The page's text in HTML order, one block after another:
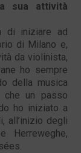
sua attività
di iniziare ad
di Milano e,
da violinista,
ho sempre
della musica
che un passo
ho iniziato a
all’inizio degli
Herreweghe,